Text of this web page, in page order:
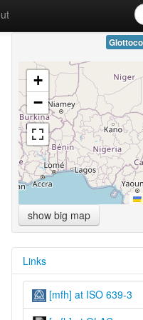
+
−
show big map
Links
[mfh] at ISO 639-3